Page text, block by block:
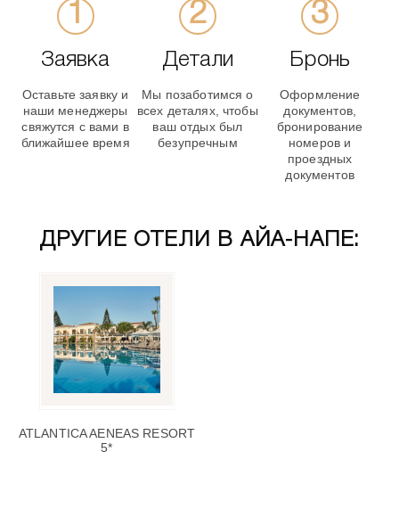
Заявка
Оставьте заявку и
наши менеджеры
свяжутся с вами в
ближайшее время
Детали
Мы позаботимся о
всех деталях, чтобы
ваш отдых был
безупречным
Бронь
Оформление
документов,
бронирование
номеров и
проездных
документов
ДРУГИЕ ОТЕЛИ В АЙА-НАПЕ:
ATLANTICA AENEAS RESORT
5*